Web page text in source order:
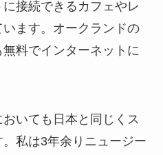
接続できるカフェやレ
ます。オークランドの
料でインターネットに
いても日本と同じくス
私は3年余りニュージー